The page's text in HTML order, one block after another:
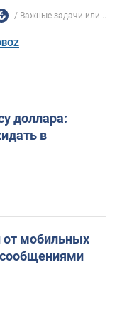
Важные задачи или...
доллара:
в
от мобильных
сообщениями